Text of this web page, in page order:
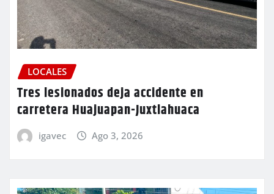
LOCALES
Tres lesionados deja accidente en
carretera Huajuapan-Juxtlahuaca
igavec Ago 3, 2026